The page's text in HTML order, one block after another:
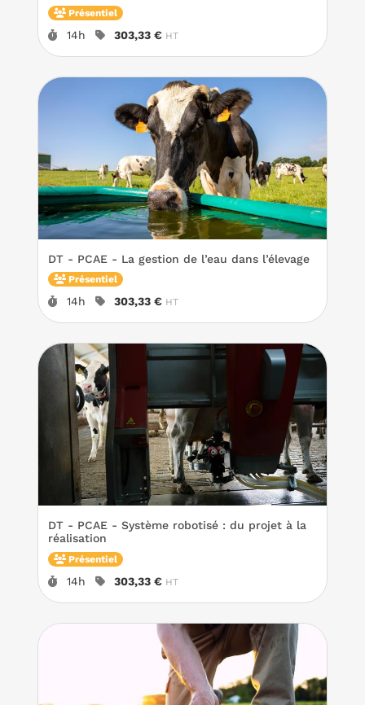
Présentiel
Durée :
14h Prix :
303,33 € HT
DT - PCAE - La gestion de l’eau dans l’élevage
Présentiel
Durée :
14h Prix :
303,33 € HT
DT - PCAE - Système robotisé : du projet à la
réalisation
Présentiel
Durée :
14h Prix :
303,33 € HT